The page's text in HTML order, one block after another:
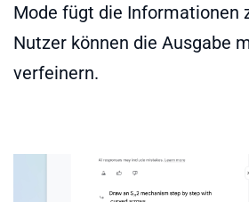
Mode fügt die Informationen
Nutzer können die Ausgabe
verfeinern.